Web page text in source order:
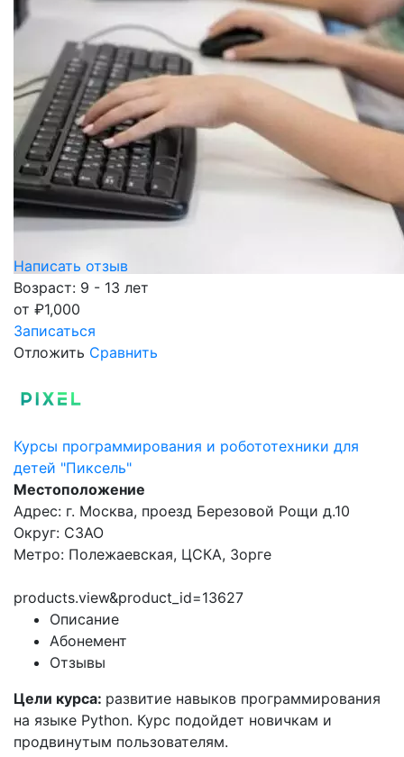
Написать отзыв
Возраст: 9 - 13 лет
от ₽1,000
Записаться
Отложить Сравнить
Курсы программирования и робототехники для
детей "Пиксель"
Местоположение
Адрес: г. Москва, проезд Березовой Рощи д.10
Округ: СЗАО
Метро: Полежаевская, ЦСКА, Зорге
products.view&product_id=13627
Описание
Абонемент
Отзывы
Цели курса: развитие навыков программирования
на языке Python. Курс подойдет новичкам и
продвинутым пользователям.